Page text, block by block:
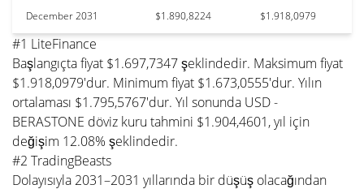
December 2031 $1.890,8224 $1.918,0979
#1 LiteFinance
Başlangıçta fiyat $1.697,7347 şeklindedir. Maksimum fiyat
$1.918,0979'dur. Minimum fiyat $1.673,0555'dur. Yılın
ortalaması $1.795,5767'dur. Yıl sonunda USD -
BERASTONE döviz kuru tahmini $1.904,4601, yıl için
değişim 12.08% şeklindedir.
#2 TradingBeasts
Dolayısıyla 2031–2031 yıllarında bir düşüş olacağından